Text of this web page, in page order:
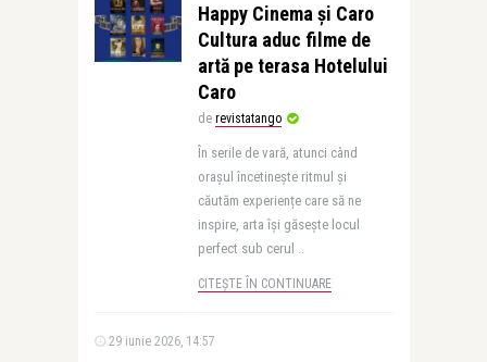
Happy Cinema și Caro
Cultura aduc filme de
artă pe terasa Hotelului
Caro
de revistatango
În serile de vară, atunci când
orașul încetinește ritmul și
căutăm experiențe care să ne
inspire, arta își găsește locul
perfect sub cerul ..
CITEȘTE ÎN CONTINUARE
29 iunie 2026, 14:57